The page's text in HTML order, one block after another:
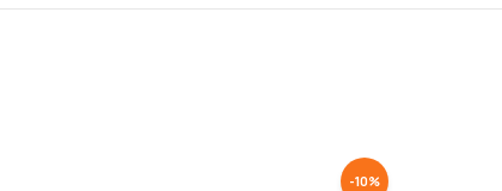
-10%